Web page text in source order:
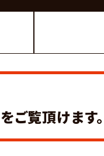
をご覧頂けます。